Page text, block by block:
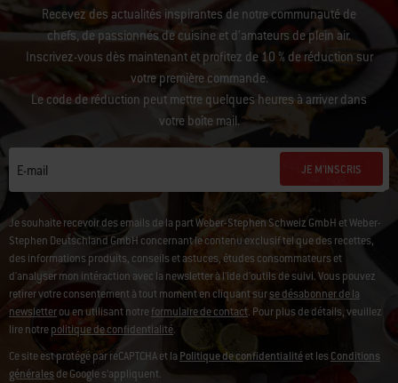
Recevez des actualités inspirantes de notre communauté de
chefs, de passionnés de cuisine et d’amateurs de plein air.
Inscrivez-vous dès maintenant et profitez de 10 % de réduction sur
votre première commande.
Le code de réduction peut mettre quelques heures à arriver dans
votre boîte mail.
E-mail JE M'INSCRIS
Je souhaite recevoir des emails de la part Weber-Stephen Schweiz GmbH et Weber-
Stephen Deutschland GmbH concernant le contenu exclusif tel que des recettes,
des informations produits, conseils et astuces, études consommateurs et
d'analyser mon intéraction avec la newsletter à l'ide d'outils de suivi. Vous pouvez
retirer votre consentement à tout moment en cliquant surse désabonner de la
newsletterou en utilisant notreformulaire de contact. Pour plus de détails, veuillez
lire notrepolitique de confidentialité.
Ce site est protégé par reCAPTCHA et la Politique de confidentialitéet lesConditions
généralesde Google s’appliquent.